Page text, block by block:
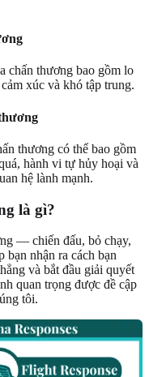
chấn thương bao gồm lo
xúc và khó tập trung.
thương có thể bao gồm
hành vi tự hủy hoại và
hệ lành mạnh.
là gì?
— chiến đấu, bỏ chạy,
nhận ra cách bạn
và bắt đầu giải quyết
quan trọng được đề cập
tôi.